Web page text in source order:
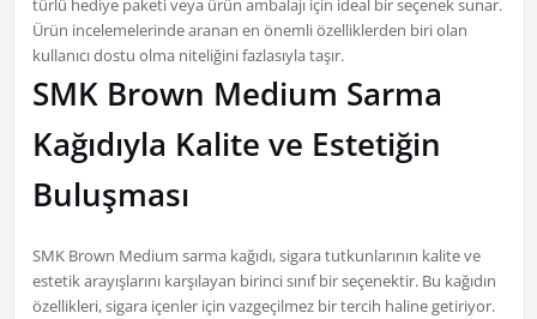
türlü hediye paketi veya ürün ambalajı için ideal bir seçenek sunar.
Ürün incelemelerinde aranan en önemli özelliklerden biri olan
kullanıcı dostu olma niteliğini fazlasıyla taşır.
SMK Brown Medium Sarma
Kağıdıyla Kalite ve Estetiğin
Buluşması
SMK Brown Medium sarma kağıdı, sigara tutkunlarının kalite ve
estetik arayışlarını karşılayan birinci sınıf bir seçenektir. Bu kağıdın
özellikleri, sigara içenler için vazgeçilmez bir tercih haline getiriyor.